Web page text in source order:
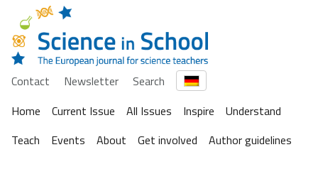
Contact Newsletter
Search
Home
Current Issue All Issues Inspire
Understand
Teach
Events About Get involved Author guidelines